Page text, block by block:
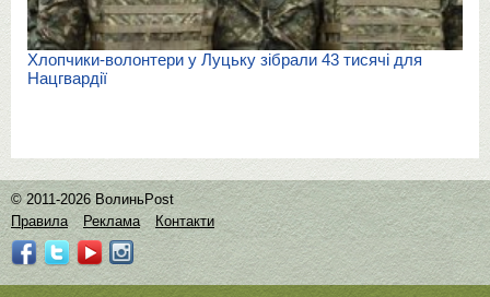
Хлопчики-волонтери у Луцьку зібрали 43 тисячі для
Нацгвардії
© 2011-2026 ВолиньPost
Правила
Реклама Контакти